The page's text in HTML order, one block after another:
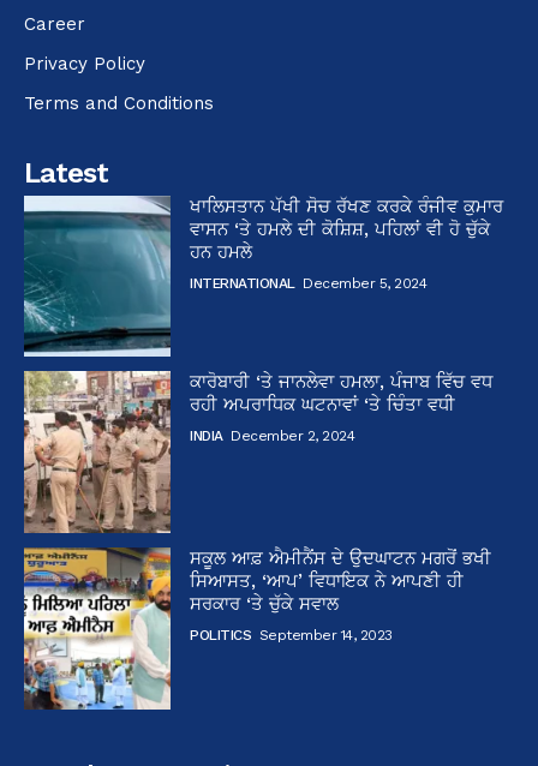
Career
Privacy Policy
Terms and Conditions
Latest
ਖਾਲਿਸਤਾਨ ਪੱਖੀ ਸੋਚ ਰੱਖਣ ਕਰਕੇ ਰੰਜੀਵ ਕੁਮਾਰ
ਵਾਸਨ ‘ਤੇ ਹਮਲੇ ਦੀ ਕੋਸ਼ਿਸ਼, ਪਹਿਲਾਂ ਵੀ ਹੋ ਚੁੱਕੇ
ਹਨ ਹਮਲੇ
INTERNATIONAL December 5, 2024
ਕਾਰੋਬਾਰੀ ‘ਤੇ ਜਾਨਲੇਵਾ ਹਮਲਾ, ਪੰਜਾਬ ਵਿੱਚ ਵਧ
ਰਹੀ ਅਪਰਾਧਿਕ ਘਟਨਾਵਾਂ ‘ਤੇ ਚਿੰਤਾ ਵਧੀ
INDIA December 2, 2024
ਸਕੂਲ ਆਫ਼ ਐਮੀਨੈਂਸ ਦੇ ਉਦਘਾਟਨ ਮਗਰੋਂ ਭਖੀ
ਸਿਆਸਤ, ‘ਆਪ’ ਵਿਧਾਇਕ ਨੇ ਆਪਣੀ ਹੀ
ਸਰਕਾਰ ‘ਤੇ ਚੁੱਕੇ ਸਵਾਲ
POLITICS September 14, 2023